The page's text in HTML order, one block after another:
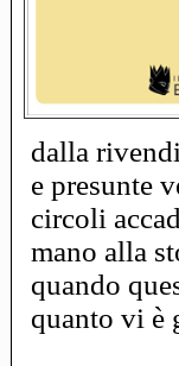
dalla
e presunte
circoli
mano alla
quando
quanto vi è